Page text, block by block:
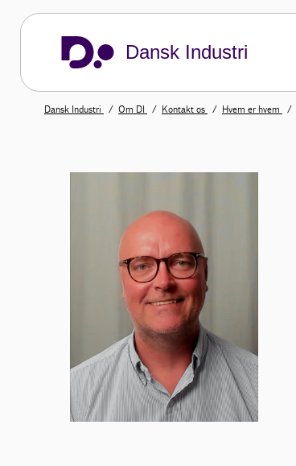
Dansk Industri
Dansk Industri Om DI Kontakt os Hvem er hvem